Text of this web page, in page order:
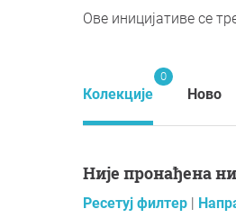
Ове иницијативе се
Колекције
0
Ново
Није пронађена
Ресетуј филтер |